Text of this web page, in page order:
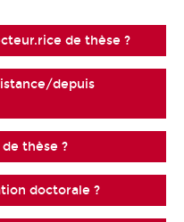
de thèse ?
depuis
thèse ?
doctorale ?